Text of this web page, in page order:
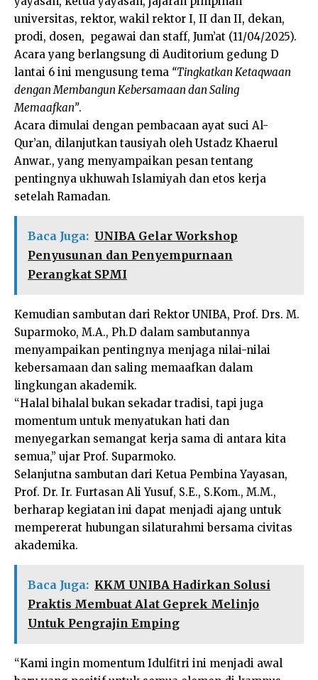
universitas, rektor, wakil rektor I, II dan II, dekan,
prodi, dosen, pegawai dan staff, Jum’at (11/04/2025).
Acara yang berlangsung di Auditorium gedung D
lantai 6 ini mengusung tema “Tingkatkan Ketaqwaan
dengan Membangun Kebersamaan dan Saling
Memaafkan”.
Acara dimulai dengan pembacaan ayat suci Al-
Qur’an, dilanjutkan tausiyah oleh Ustadz Khaerul
Anwar., yang menyampaikan pesan tentang
pentingnya ukhuwah Islamiyah dan etos kerja
setelah Ramadan.
Baca Juga: UNIBA Gelar Workshop
Penyusunan dan Penyempurnaan
Perangkat SPMI
Kemudian sambutan dari Rektor UNIBA, Prof. Drs. M.
Suparmoko, M.A., Ph.D dalam sambutannya
menyampaikan pentingnya menjaga nilai-nilai
kebersamaan dan saling memaafkan dalam
lingkungan akademik.
“Halal bihalal bukan sekadar tradisi, tapi juga
momentum untuk menyatukan hati dan
menyegarkan semangat kerja sama di antara kita
semua,” ujar Prof. Suparmoko.
Selanjutna sambutan dari Ketua Pembina Yayasan,
Prof. Dr. Ir. Furtasan Ali Yusuf, S.E., S.Kom., M.M.,
berharap kegiatan ini dapat menjadi ajang untuk
mempererat hubungan silaturahmi bersama civitas
akademika.
Baca Juga: KKM UNIBA Hadirkan Solusi
Praktis Membuat Alat Geprek Melinjo
Untuk Pengrajin Emping
“Kami ingin momentum Idulfitri ini menjadi awal